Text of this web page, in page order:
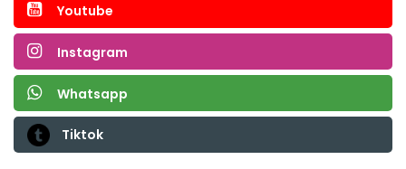
Youtube
Instagram
Whatsapp
Tiktok